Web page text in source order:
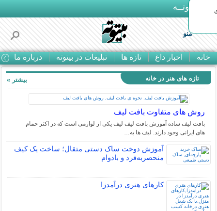
بـیتوتــه
منو
خانه اخبار داغ تازه ها تبلیغات در بیتوته درباره ما
تازه های هنر در خانه
روش های متفاوت بافت لیف
بافت لیف ساده آموزش بافت لیف لیف یکی از لوازمی است که در اکثر حمام
های ایرانی وجود دارند. لیف ها به…
آموزش دوخت ساک دستی متقال؛ ساخت یک کیف
منحصربه‌فرد و بادوام
کارهای هنری درآمدزا
بیشتر »